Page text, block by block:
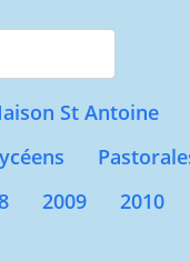
St Antoine
2009 2010